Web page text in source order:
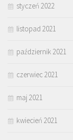
styczeń 2022
listopad 2021
październik 2021
czerwiec 2021
maj 2021
kwiecień 2021